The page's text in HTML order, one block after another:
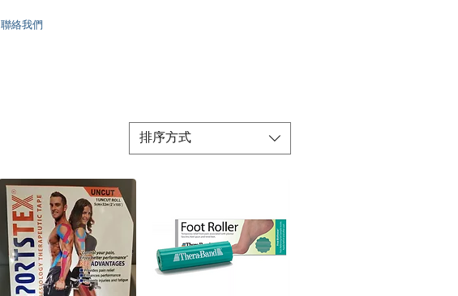
聯絡我們
排序方式